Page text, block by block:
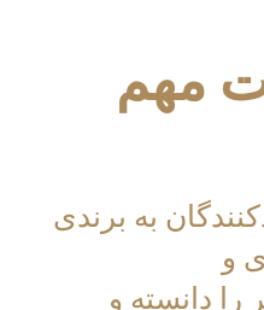
مهم
به برندی
و
دانسته و